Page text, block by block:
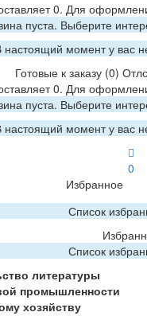
0. Для
пуста. Выберите
настоящий момент у вас
Готовые к заказу(0)
0. Для
пуста. Выберите
настоящий момент у вас
0
Избранное
Список
Список
литературы
промышленности
хозяйству